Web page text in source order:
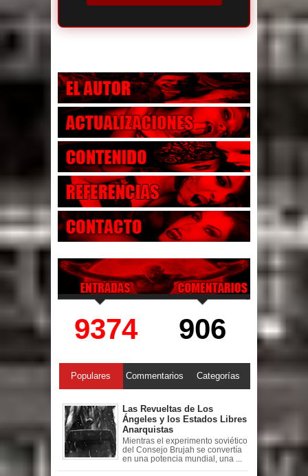
9374 906
Populares Commentarios Categorías
Las Revueltas de Los
Ángeles y los Estados Libres
Anarquistas
Mientras el experimento soviético
del Consejo Brujah se convertía
en una potencia mundial, una ...